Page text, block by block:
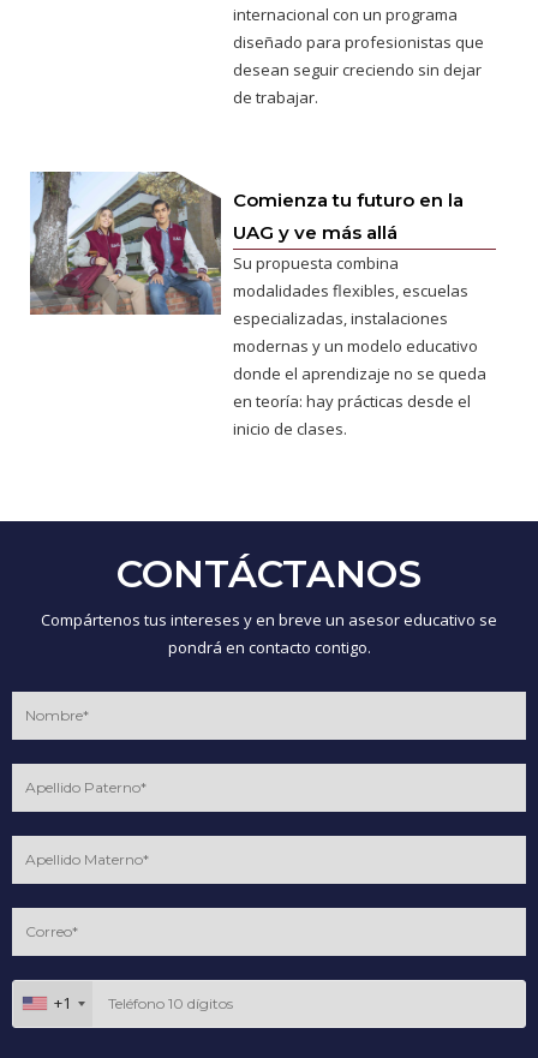
internacional con un programa
diseñado para profesionistas que
desean seguir creciendo sin dejar
de trabajar.
Comienza tu futuro en la
UAG y ve más allá
Su propuesta combina
modalidades flexibles, escuelas
especializadas, instalaciones
modernas y un modelo educativo
donde el aprendizaje no se queda
en teoría: hay prácticas desde el
inicio de clases.
CONTÁCTANOS
Compártenos tus intereses y en breve un asesor educativo se
pondrá en contacto contigo.
+1